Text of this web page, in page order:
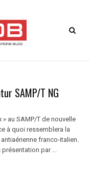
SAMP/T NG
» au SAMP/T de nouvelle
à quoi ressemblera la
franco-italien.
présentation par ...